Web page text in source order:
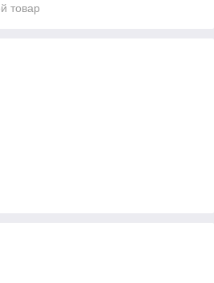
товар